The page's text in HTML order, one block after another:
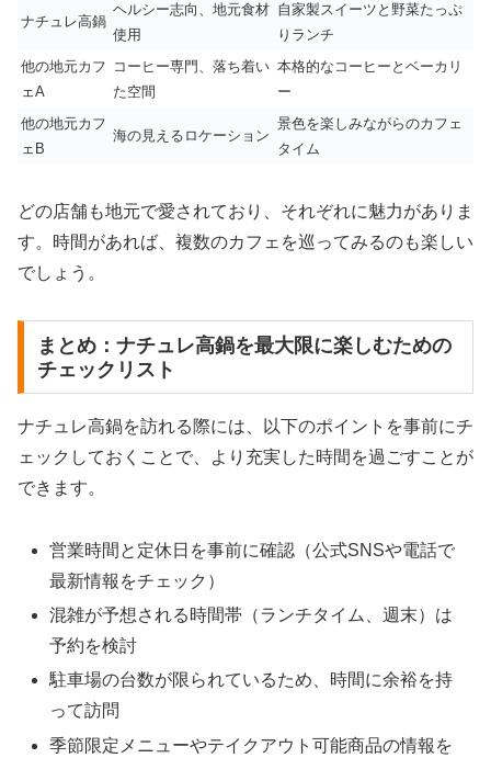
ナチュレ高鍋
ヘルシー志向、地元食材
使用
自家製スイーツと野菜たっぷ
りランチ
他の地元カフ
ェA
コーヒー専門、落ち着い
た空間
本格的なコーヒーとベーカリ
ー
他の地元カフ
ェB
海の見えるロケーション
景色を楽しみながらのカフェ
タイム
どの店舗も地元で愛されており、それぞれに魅力がありま
す。時間があれば、複数のカフェを巡ってみるのも楽しい
でしょう。
まとめ：ナチュレ高鍋を最大限に楽しむための
チェックリスト
ナチュレ高鍋を訪れる際には、以下のポイントを事前にチ
ェックしておくことで、より充実した時間を過ごすことが
できます。
営業時間と定休日を事前に確認（公式SNSや電話で
最新情報をチェック）
混雑が予想される時間帯（ランチタイム、週末）は
予約を検討
駐車場の台数が限られているため、時間に余裕を持
って訪問
季節限定メニューやテイクアウト可能商品の情報を